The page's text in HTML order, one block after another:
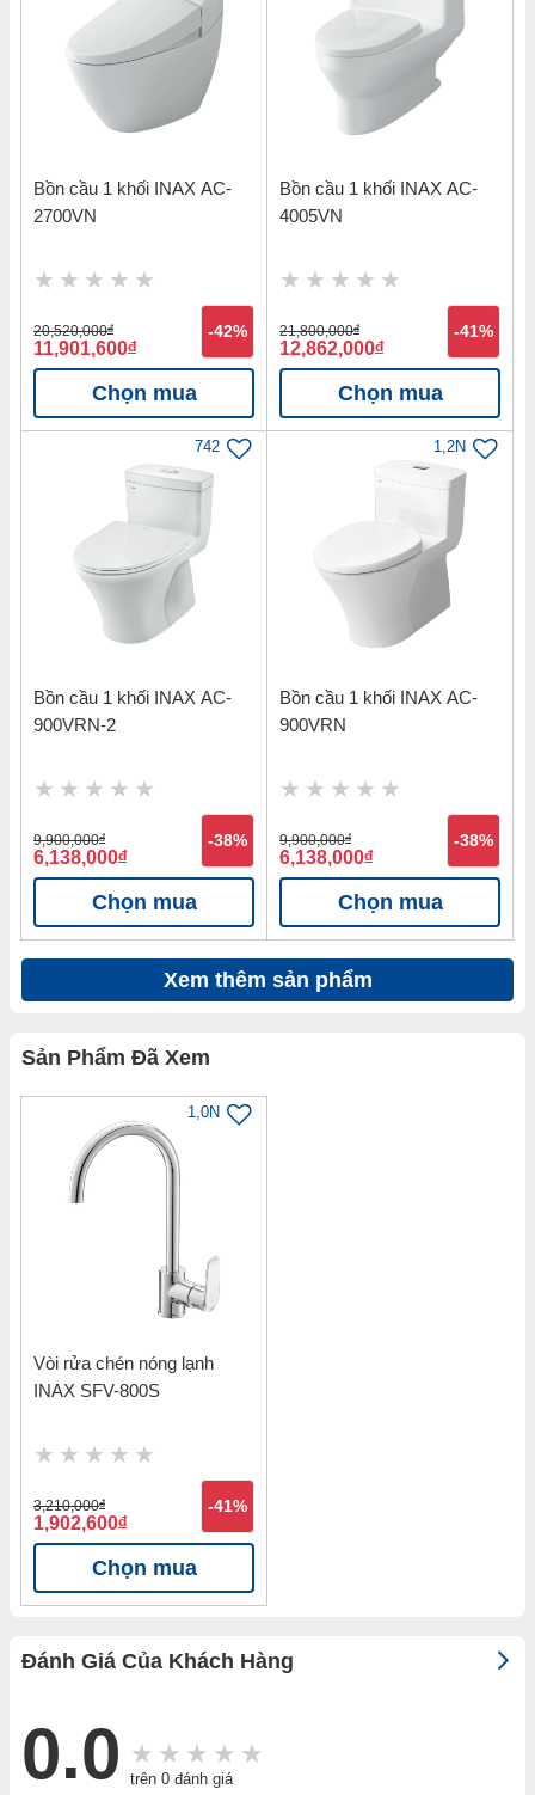
Bồn cầu 1 khối INAX AC-
2700VN
20,520,000đ
11,901,600đ
-42%
Chọn mua
Bồn cầu 1 khối INAX AC-
4005VN
21,800,000đ
12,862,000đ
-41%
Chọn mua
742
Bồn cầu 1 khối INAX AC-
900VRN-2
9,900,000đ
6,138,000đ
-38%
Chọn mua
1,2N
Bồn cầu 1 khối INAX AC-
900VRN
9,900,000đ
6,138,000đ
-38%
Chọn mua
Xem thêm sản phẩm
Sản Phẩm Đã Xem
1,0N
Vòi rửa chén nóng lạnh
INAX SFV-800S
3,210,000đ
1,902,600đ
-41%
Chọn mua
Đánh Giá Của Khách Hàng
0.0 trên 0 đánh giá